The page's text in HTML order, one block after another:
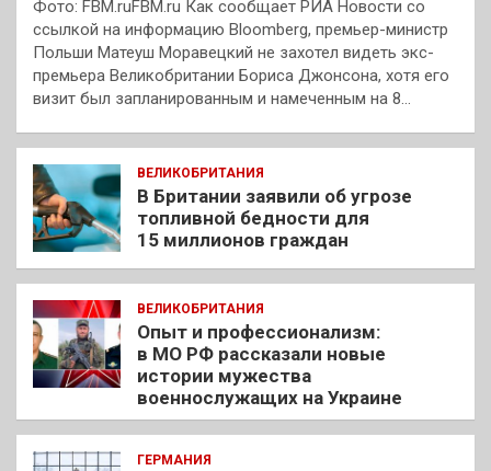
Фото: FBM.ruFBM.ru Как сообщает РИА Новости со
ссылкой на информацию Bloomberg, премьер-министр
Польши Матеуш Моравецкий не захотел видеть экс-
премьера Великобритании Бориса Джонсона, хотя его
визит был запланированным и намеченным на 8…
ВЕЛИКОБРИТАНИЯ
В Британии заявили об угрозе
топливной бедности для
15 миллионов граждан
ВЕЛИКОБРИТАНИЯ
Опыт и профессионализм:
в МО РФ рассказали новые
истории мужества
военнослужащих на Украине
ГЕРМАНИЯ